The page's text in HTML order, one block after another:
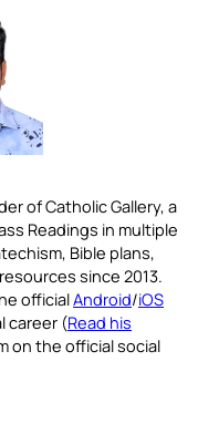
of Catholic Gallery, a
Readings in multiple
Bible plans,
since 2013.
officialAndroid/iOS
career (Read his
on the official social